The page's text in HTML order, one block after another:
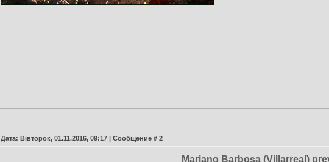
Дата: Вівторок, 01.11.2016, 09:17 | Сообщение # 2
Mariano Barbosa (Villarreal)